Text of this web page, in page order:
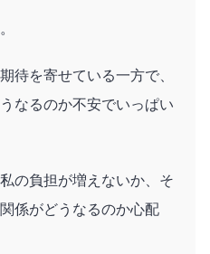
待を寄せている一方で、
なるのか不安でいっぱい
の負担が増えないか、そ
係がどうなるのか心配